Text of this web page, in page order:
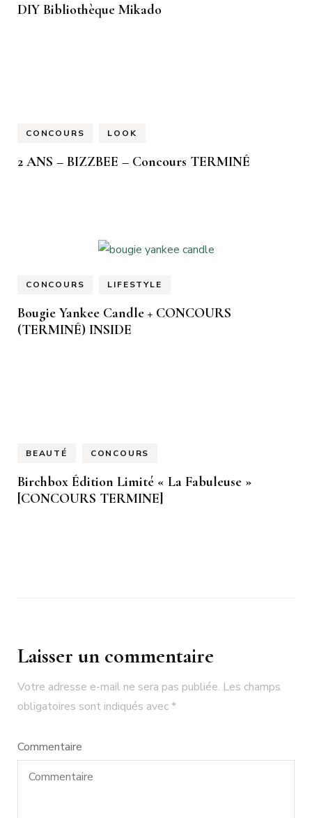
DIY Bibliothèque Mikado
CONCOURS LOOK
2 ANS – BIZZBEE – Concours TERMINÉ
CONCOURS LIFESTYLE
Bougie Yankee Candle + CONCOURS
(TERMINÉ) INSIDE
BEAUTÉ CONCOURS
Birchbox Édition Limité « La Fabuleuse »
[CONCOURS TERMINE]
Laisser un commentaire
Votre adresse e-mail ne sera pas publiée. Les champs
obligatoires sont indiqués avec*
Commentaire